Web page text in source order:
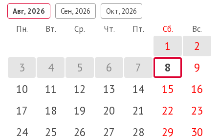
Авг, 2026 Сен, 2026 Окт, 2026
Пн. Вт. Ср. Чт. Пт. Сб. Вс.
1
2
3
4 5 6 7 8
9
10
11 12 13 14 15
16
17
18 19 20 21 22
23
24
25 26 27 28 29
30